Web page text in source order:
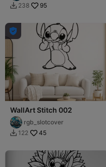
 238 95

WallArt Stitch 002
rgb_slotcover
 122 45